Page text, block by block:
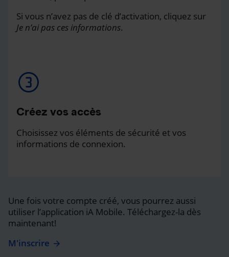
Si vous n’avez pas de clé d’activation, cliquez sur
Je n’ai pas ces informations.
Créez vos accès
Choisissez vos éléments de sécurité et vos
informations de connexion.
Une fois votre compte créé, vous pourrez aussi
utiliser l’application iA Mobile. Téléchargez-la dès
maintenant!
M'inscrire